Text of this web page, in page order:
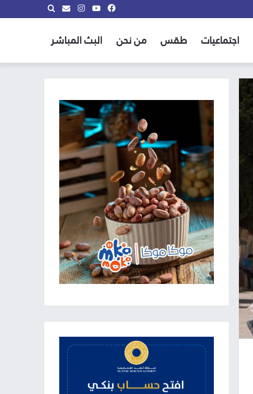
بحث
info@almadina.tvانستقراميوتيوب
فيسبوك
اجتماعيات طقس من نحن البث المباشر